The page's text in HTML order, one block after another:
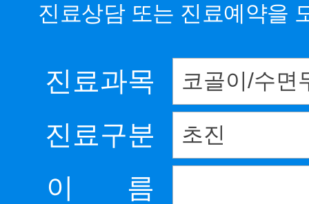
진료상담 또는 진료예약을
진료과목
진료구분
이 름